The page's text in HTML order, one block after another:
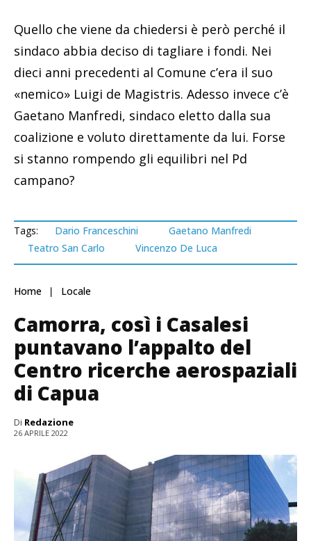
Quello che viene da chiedersi è però perché il
sindaco abbia deciso di tagliare i fondi. Nei
dieci anni precedenti al Comune c’era il suo
«nemico» Luigi de Magistris. Adesso invece c’è
Gaetano Manfredi, sindaco eletto dalla sua
coalizione e voluto direttamente da lui. Forse
si stanno rompendo gli equilibri nel Pd
campano?
Tags: Dario Franceschini
Gaetano Manfredi
Teatro San Carlo
Vincenzo De Luca
Home Locale
Camorra, così i Casalesi
puntavano l’appalto del
Centro ricerche aerospaziali
di Capua
Di Redazione
26 APRILE 2022